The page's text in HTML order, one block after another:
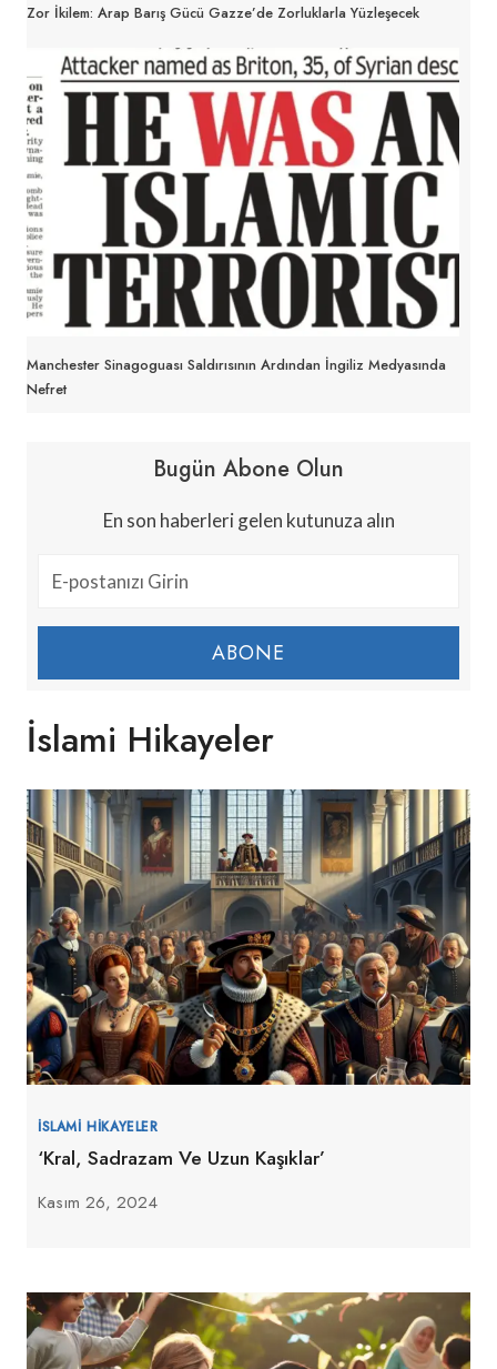
Zor İkilem: Arap Barış Gücü Gazze’de Zorluklarla Yüzleşecek
Manchester Sinagoguası Saldırısının Ardından İngiliz Medyasında
Nefret
Bugün Abone Olun
En son haberleri gelen kutunuza alın
ABONE
İslami Hikayeler
İSLAMI HIKAYELER
‘Kral, Sadrazam Ve Uzun Kaşıklar’
Kasım 26, 2024